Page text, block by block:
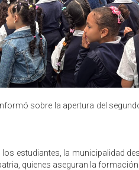
sobre la apertura del
estudiantes, la municipalidad
quienes aseguran la